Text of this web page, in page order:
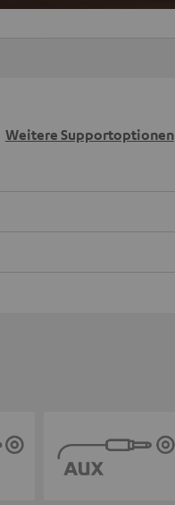
Weitere Supportoptionen